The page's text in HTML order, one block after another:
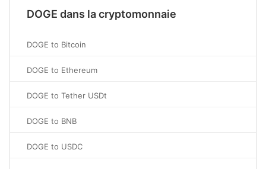
DOGE dans la cryptomonnaie
DOGE to Bitcoin
DOGE to Ethereum
DOGE to Tether USDt
DOGE to BNB
DOGE to USDC